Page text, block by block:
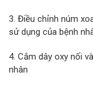
3. Điều chỉnh núm
sử dụng của bệnh
4. Cắm dây oxy nối
nhân